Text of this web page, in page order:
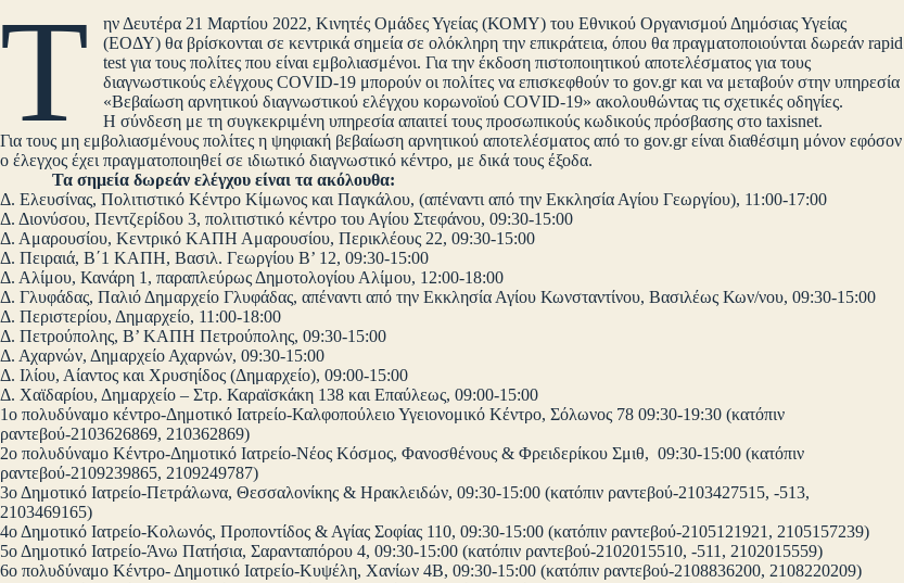
Τ
ην Δευτέρα 21 Μαρτίου 2022, Κινητές Ομάδες Υγείας (ΚΟΜΥ) του Εθνικού Οργανισμού Δημόσιας Υγείας
(ΕΟΔΥ) θα βρίσκονται σε κεντρικά σημεία σε ολόκληρη την επικράτεια, όπου θα πραγματοποιούνται δωρεάν rapid
test για τους πολίτες που είναι εμβολιασμένοι. Για την έκδοση πιστοποιητικού αποτελέσματος για τους
διαγνωστικούς ελέγχους COVID-19 μπορούν οι πολίτες να επισκεφθούν το gov.gr και να μεταβούν στην υπηρεσία
«Βεβαίωση αρνητικού διαγνωστικού ελέγχου κορωνοϊού COVID-19» ακολουθώντας τις σχετικές οδηγίες.
Η σύνδεση με τη συγκεκριμένη υπηρεσία απαιτεί τους προσωπικούς κωδικούς πρόσβασης στο taxisnet.
Για τους μη εμβολιασμένους πολίτες η ψηφιακή βεβαίωση αρνητικού αποτελέσματος από το gov.gr είναι διαθέσιμη μόνον εφόσον
ο έλεγχος έχει πραγματοποιηθεί σε ιδιωτικό διαγνωστικό κέντρο, με δικά τους έξοδα.
Τα σημεία δωρεάν ελέγχου είναι τα ακόλουθα:
Δ. Ελευσίνας, Πολιτιστικό Κέντρο Κίμωνος και Παγκάλου, (απέναντι από την Εκκλησία Αγίου Γεωργίου), 11:00-17:00
Δ. Διονύσου, Πεντζερίδου 3, πολιτιστικό κέντρο του Αγίου Στεφάνου, 09:30-15:00
Δ. Αμαρουσίου, Κεντρικό ΚΑΠΗ Αμαρουσίου, Περικλέους 22, 09:30-15:00
Δ. Πειραιά, Β΄1 ΚΑΠΗ, Βασιλ. Γεωργίου Β’ 12, 09:30-15:00
Δ. Αλίμου, Κανάρη 1, παραπλεύρως Δημοτολογίου Αλίμου, 12:00-18:00
Δ. Γλυφάδας, Παλιό Δημαρχείο Γλυφάδας, απέναντι από την Εκκλησία Αγίου Κωνσταντίνου, Βασιλέως Κων/νου, 09:30-15:00
Δ. Περιστερίου, Δημαρχείο, 11:00-18:00
Δ. Πετρούπολης, Β’ ΚΑΠΗ Πετρούπολης, 09:30-15:00
Δ. Αχαρνών, Δημαρχείο Αχαρνών, 09:30-15:00
Δ. Ιλίου, Αίαντος και Χρυσηίδος (Δημαρχείο), 09:00-15:00
Δ. Χαϊδαρίου, Δημαρχείο – Στρ. Καραϊσκάκη 138 και Επαύλεως, 09:00-15:00
1ο πολυδύναμο κέντρο-Δημοτικό Ιατρείο-Καλφοπούλειο Υγειονομικό Κέντρο, Σόλωνος 78 09:30-19:30 (κατόπιν
ραντεβού-2103626869, 210362869)
2ο πολυδύναμο Κέντρο-Δημοτικό Ιατρείο-Νέος Κόσμος, Φανοσθένους & Φρειδερίκου Σμιθ, 09:30-15:00 (κατόπιν
ραντεβού-2109239865, 2109249787)
3ο Δημοτικό Ιατρείο-Πετράλωνα, Θεσσαλονίκης & Ηρακλειδών, 09:30-15:00 (κατόπιν ραντεβού-2103427515, -513,
2103469165)
4ο Δημοτικό Ιατρείο-Κολωνός, Προποντίδος & Αγίας Σοφίας 110, 09:30-15:00 (κατόπιν ραντεβού-2105121921, 2105157239)
5ο Δημοτικό Ιατρείο-Άνω Πατήσια, Σαρανταπόρου 4, 09:30-15:00 (κατόπιν ραντεβού-2102015510, -511, 2102015559)
6ο πολυδύναμο Κέντρο- Δημοτικό Ιατρείο-Κυψέλη, Χανίων 4Β, 09:30-15:00 (κατόπιν ραντεβού-2108836200, 2108220209)